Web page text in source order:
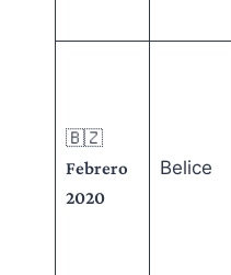
🇧🇿
Febrero
2020
Belice